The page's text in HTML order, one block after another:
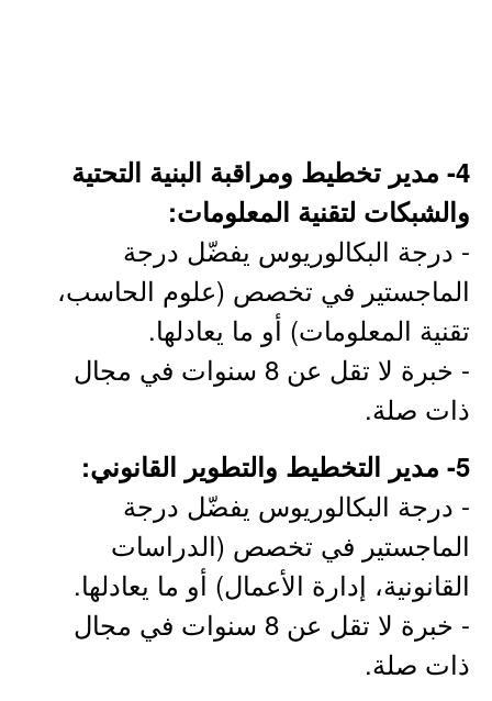
4- مدير تخطيط ومراقبة البنية التحتية
والشبكات لتقنية المعلومات:
- درجة البكالوريوس يفضّل درجة
الماجستير في تخصص (علوم الحاسب،
تقنية المعلومات) أو ما يعادلها.
- خبرة لا تقل عن 8 سنوات في مجال
ذات صلة.
5- مدير التخطيط والتطوير القانوني:
- درجة البكالوريوس يفضّل درجة
الماجستير في تخصص (الدراسات
القانونية، إدارة الأعمال) أو ما يعادلها.
- خبرة لا تقل عن 8 سنوات في مجال
ذات صلة.